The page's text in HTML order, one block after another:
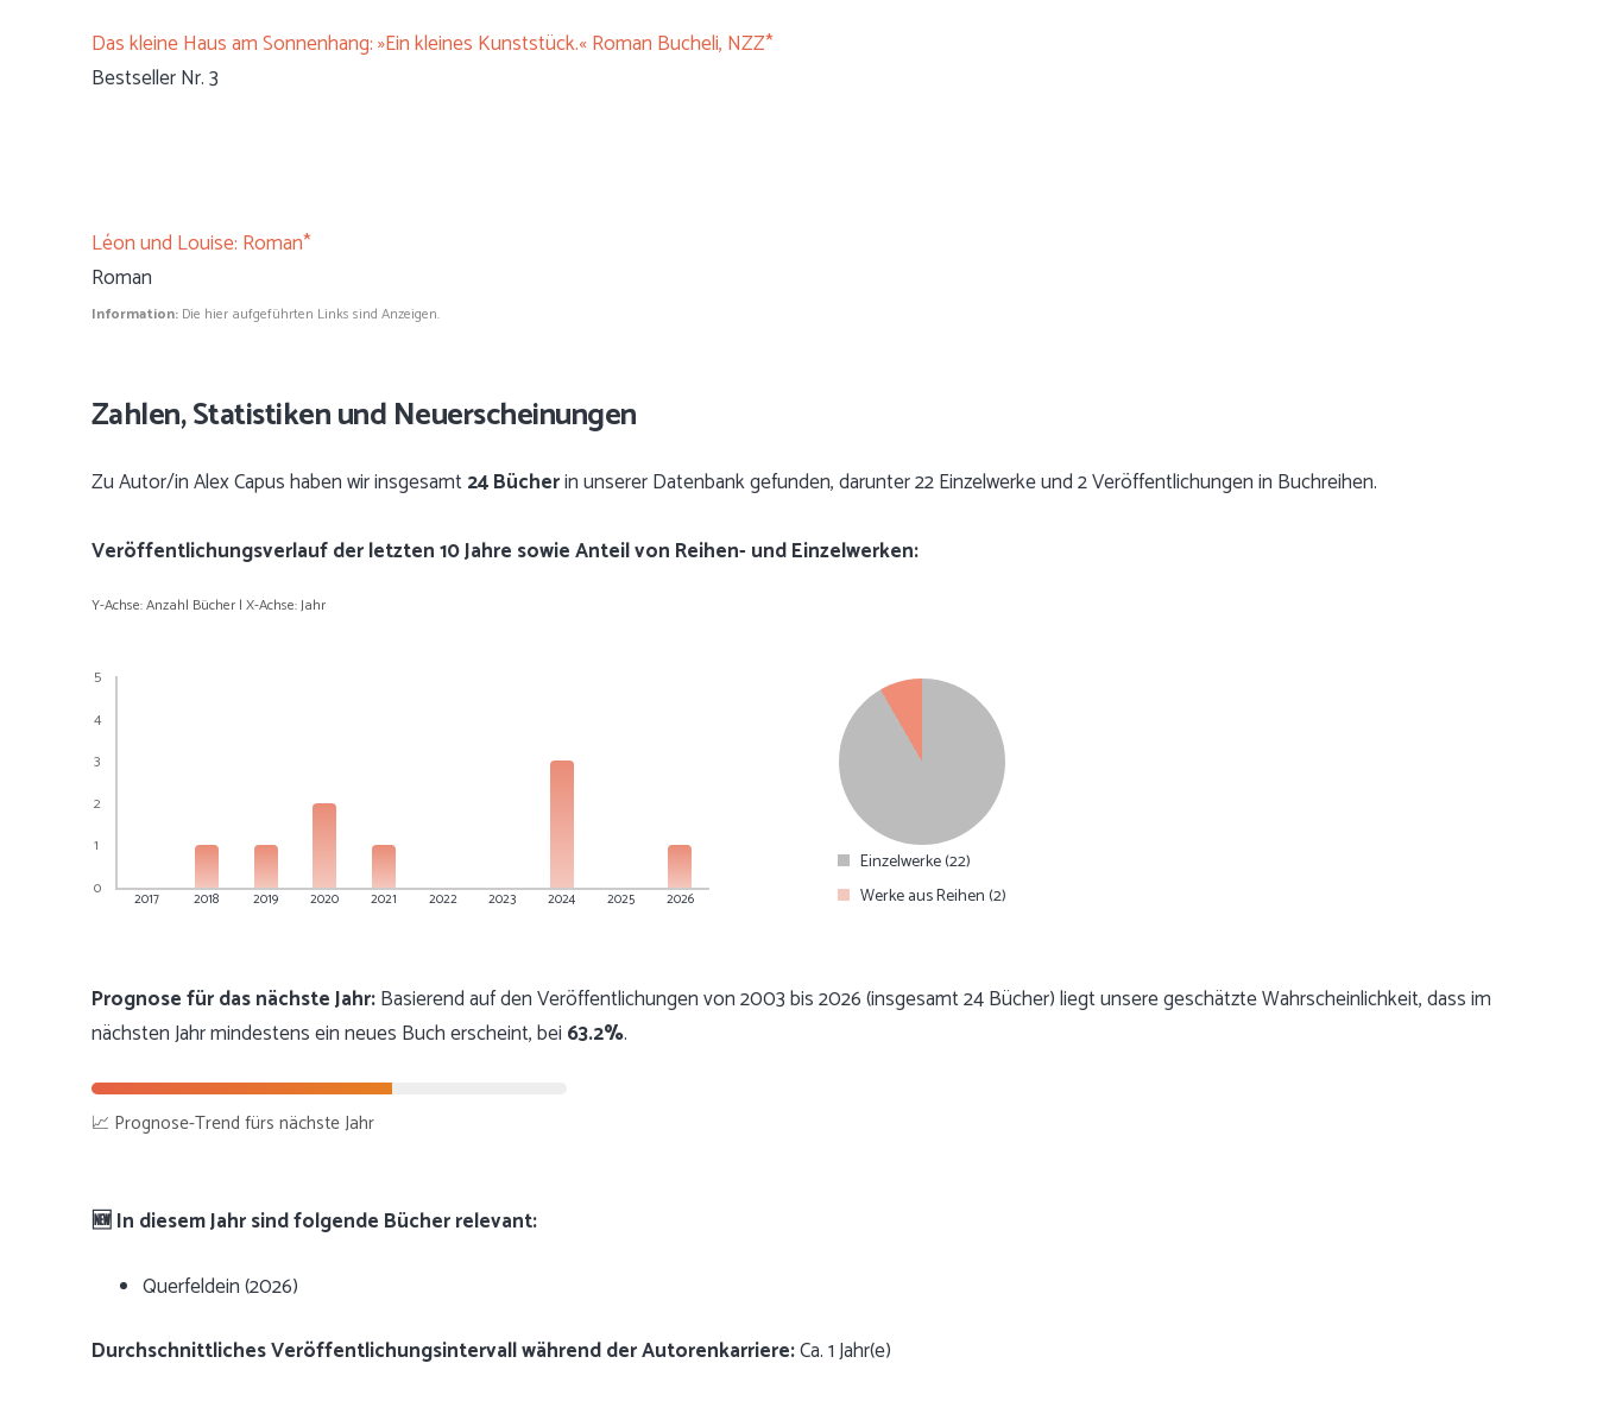
Das kleine Haus am Sonnenhang: »Ein kleines Kunststück.« Roman Bucheli, NZZ*
Bestseller Nr. 3
Léon und Louise: Roman*
Roman
Information: Die hier aufgeführten Links sind Anzeigen.
Zahlen, Statistiken und Neuerscheinungen
Zu Autor/in Alex Capus haben wir insgesamt24 Bücherin unserer Datenbank gefunden, darunter 22 Einzelwerke und 2 Veröffentlichungen in Buchreihen.
Veröffentlichungsverlauf der letzten 10 Jahre sowie Anteil von Reihen- und Einzelwerken:
Y-Achse: Anzahl Bücher | X-Achse: Jahr
0
1
2
3
4
5
2017 2018 2019 2020 2021 2022 2023 2024 2025 2026
Einzelwerke (22)
Werke aus Reihen (2)
Prognose für das nächste Jahr:Basierend auf den Veröffentlichungen von 2003 bis 2026 (insgesamt 24 Bücher) liegt unsere geschätzte Wahrscheinlichkeit, dass im
nächsten Jahr mindestens ein neues Buch erscheint, bei 63.2%.
📈 Prognose-Trend fürs nächste Jahr
🆕 In diesem Jahr sind folgende Bücher relevant:
Querfeldein (2026)
Durchschnittliches Veröffentlichungsintervall während der Autorenkarriere:Ca. 1 Jahr(e)